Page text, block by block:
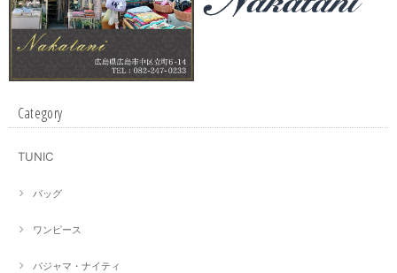
Category
TUNIC
バッグ
ワンピース
パジャマ・ナイティ